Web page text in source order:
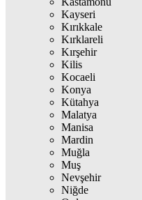
Kayseri
Kırıkkale
Kırklareli
Kırşehir
Kilis
Kocaeli
Konya
Kütahya
Malatya
Manisa
Mardin
Muğla
Muş
Nevşehir
Niğde